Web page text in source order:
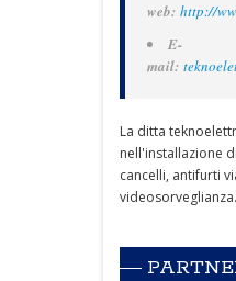
web: http://
E-
mail:
La ditta
nell'installazione
cancelli, antifurti
videosorveglianza.